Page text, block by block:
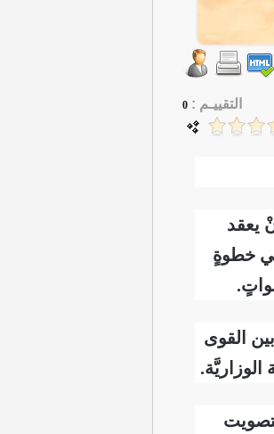
التقييـم : 0
يعقد
خطوةٍ
القوى